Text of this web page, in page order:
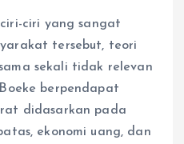
ciri yang sangat
tersebut, teori
sekali tidak relevan
berpendapat
didasarkan pada
ekonomi uang, dan